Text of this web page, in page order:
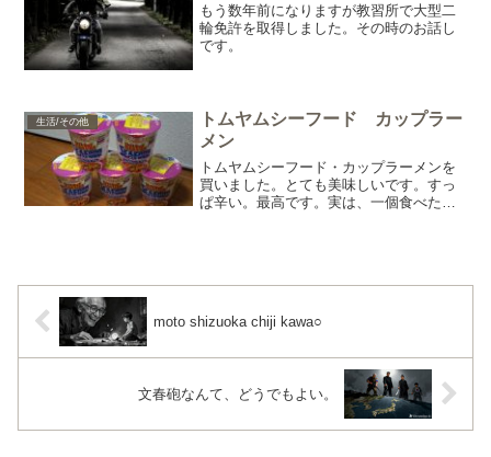
もう数年前になりますが教習所で大型二
輪免許を取得しました。その時のお話し
です。
生活/その他
トムヤムシーフード カップラー
メン
トムヤムシーフード・カップラーメンを
買いました。とても美味しいです。すっ
ぱ辛い。最高です。実は、一個食べたの
moto shizuoka chiji kawa○
文春砲なんて、どうでもよい。